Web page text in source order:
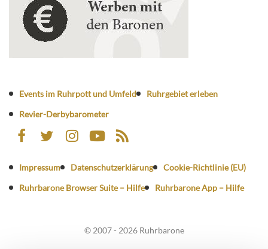
Events im Ruhrpott und Umfeld
Ruhrgebiet erleben
Revier-Derbybarometer
Impressum Datenschutzerklärung
Cookie-Richtlinie (EU)
Ruhrbarone Browser Suite – Hilfe
Ruhrbarone App – Hilfe
© 2007 - 2026 Ruhrbarone